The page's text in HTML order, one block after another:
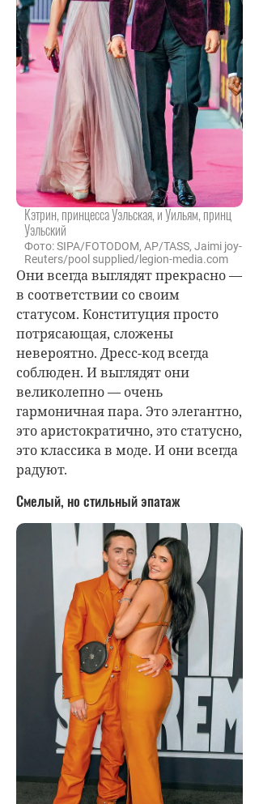
Кэтрин, принцесса Уэльская, и Уильям, принц
Уэльский
Фото: SIPA/FOTODOM, AP/TASS, Jaimi joy-
Reuters/pool supplied/legion-media.com
Они всегда выглядят прекрасно —
в соответствии со своим
статусом. Конституция просто
потрясающая, сложены
невероятно. Дресс-код всегда
соблюден. И выглядят они
великолепно — очень
гармоничная пара. Это элегантно,
это аристократично, это статусно,
это классика в моде. И они всегда
радуют.
Смелый, но стильный эпатаж